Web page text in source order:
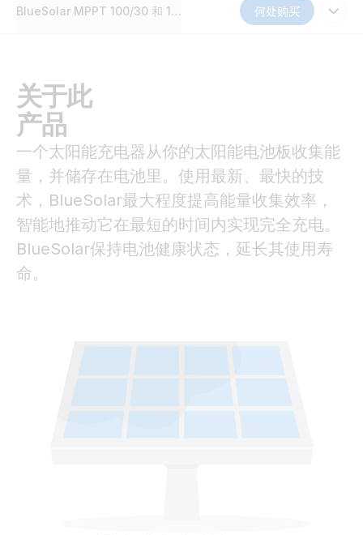
BlueSolar MPPT 100/30 和 100/50 何处购买
关于此
产品
一个太阳能充电器从你的太阳能电池板收集能
量，并储存在电池里。使用最新、最快的技
术，BlueSolar最大程度提高能量收集效率，
智能地推动它在最短的时间内实现完全充电。
BlueSolar保持电池健康状态，延长其使用寿
命。